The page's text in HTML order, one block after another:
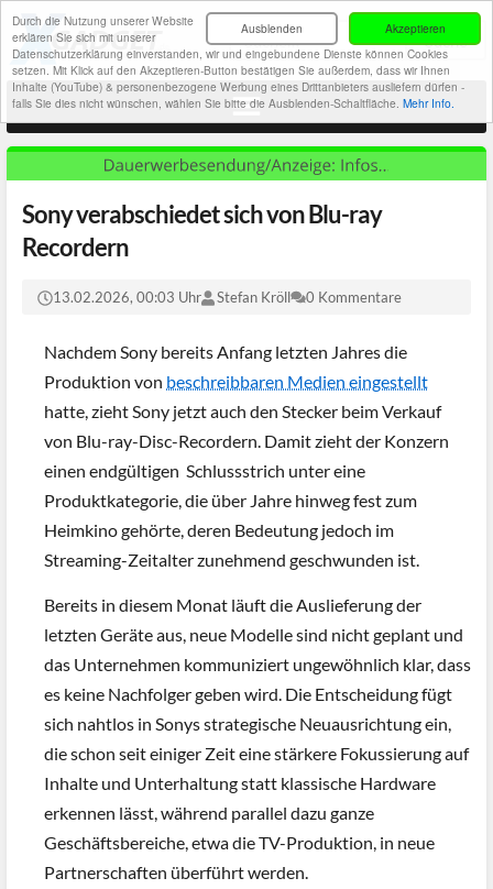
Akzeptieren
Ausblenden
Durch die Nutzung unserer Website
erklären Sie sich mit unserer
Datenschutzerklärung einverstanden, wir und eingebundene Dienste können Cookies
setzen. Mit Klick auf den Akzeptieren-Button bestätigen Sie außerdem, dass wir Ihnen
Inhalte (YouTube) & personenbezogene Werbung eines Drittanbieters ausliefern dürfen -
falls Sie dies nicht wünschen, wählen Sie bitte die Ausblenden-Schaltfläche. Mehr Info.
Sony verabschiedet sich von Blu-ray
Recordern
13.02.2026, 00:03 Uhr Stefan Kröll 0 Kommentare
Nachdem Sony bereits Anfang letzten Jahres die
Produktion von beschreibbaren Medien eingestellt
hatte, zieht Sony jetzt auch den Stecker beim Verkauf
von Blu-ray-Disc-Recordern. Damit zieht der Konzern
einen endgültigen Schlussstrich unter eine
Produktkategorie, die über Jahre hinweg fest zum
Heimkino gehörte, deren Bedeutung jedoch im
Streaming-Zeitalter zunehmend geschwunden ist.
Bereits in diesem Monat läuft die Auslieferung der
letzten Geräte aus, neue Modelle sind nicht geplant und
das Unternehmen kommuniziert ungewöhnlich klar, dass
es keine Nachfolger geben wird. Die Entscheidung fügt
sich nahtlos in Sonys strategische Neuausrichtung ein,
die schon seit einiger Zeit eine stärkere Fokussierung auf
Inhalte und Unterhaltung statt klassische Hardware
erkennen lässt, während parallel dazu ganze
Geschäftsbereiche, etwa die TV-Produktion, in neue
Partnerschaften überführt werden.